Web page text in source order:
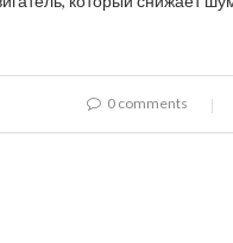
0 comments